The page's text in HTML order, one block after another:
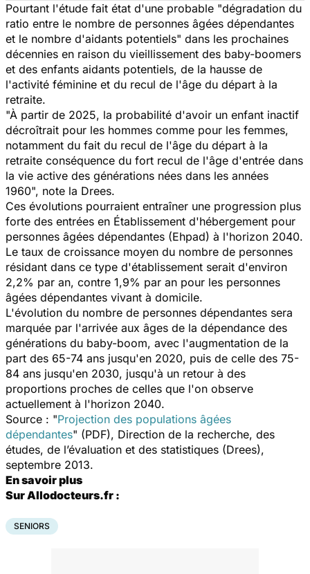
Pourtant l'étude fait état d'une probable "dégradation du
ratio entre le nombre de personnes âgées dépendantes
et le nombre d'aidants potentiels" dans les prochaines
décennies en raison du vieillissement des baby-boomers
et des enfants aidants potentiels, de la hausse de
l'activité féminine et du recul de l'âge du départ à la
retraite.
"À partir de 2025, la probabilité d'avoir un enfant inactif
décroîtrait pour les hommes comme pour les femmes,
notamment du fait du recul de l'âge du départ à la
retraite conséquence du fort recul de l'âge d'entrée dans
la vie active des générations nées dans les années
1960", note la Drees.
Ces évolutions pourraient entraîner une progression plus
forte des entrées en Établissement d'hébergement pour
personnes âgées dépendantes (Ehpad) à l'horizon 2040.
Le taux de croissance moyen du nombre de personnes
résidant dans ce type d'établissement serait d'environ
2,2% par an, contre 1,9% par an pour les personnes
âgées dépendantes vivant à domicile.
L'évolution du nombre de personnes dépendantes sera
marquée par l'arrivée aux âges de la dépendance des
générations du baby-boom, avec l'augmentation de la
part des 65-74 ans jusqu'en 2020, puis de celle des 75-
84 ans jusqu'en 2030, jusqu'à un retour à des
proportions proches de celles que l'on observe
actuellement à l'horizon 2040.
Source : "Projection des populations âgées
dépendantes" (PDF), Direction de la recherche, des
études, de l’évaluation et des statistiques (Drees),
septembre 2013.
En savoir plus
Sur Allodocteurs.fr :
SENIORS